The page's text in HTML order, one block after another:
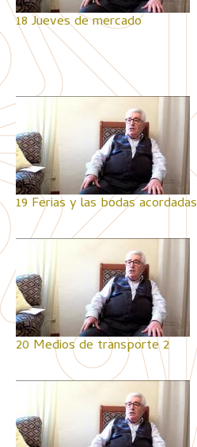
18 Jueves de mercado
19 Ferias y las bodas acordadas
20 Medios de transporte 2